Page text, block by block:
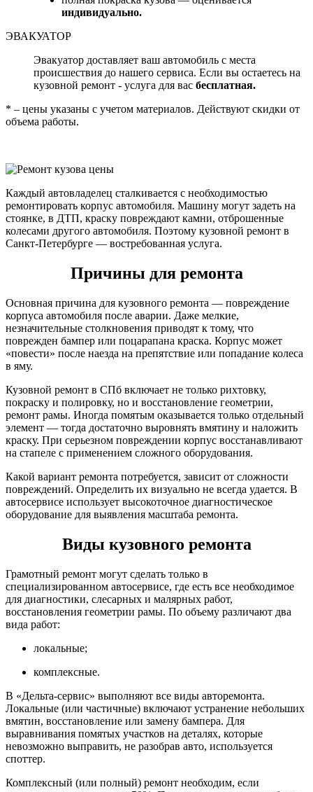
индивидуально.
ЭВАКУАТОР
Эвакуатор доставляет ваш автомобиль с места
происшествия до нашего сервиса. Если вы остаетесь на
кузовной ремонт - услуга для вас бесплатная.
* – цены указаны с учетом материалов. Действуют скидки от
объема работы.
Каждый автовладелец сталкивается с необходимостью
ремонтировать корпус автомобиля. Машину могут задеть на
стоянке, в ДТП, краску повреждают камни, отброшенные
колесами другого автомобиля. Поэтому кузовной ремонт в
Санкт-Петербурге — востребованная услуга.
Причины для ремонта
Основная причина для кузовного ремонта — повреждение
корпуса автомобиля после аварии. Даже мелкие,
незначительные столкновения приводят к тому, что
поврежден бампер или поцарапана краска. Корпус может
«повести» после наезда на препятствие или попадание колеса
в яму.
Кузовной ремонт в СПб включает не только рихтовку,
покраску и полировку, но и восстановление геометрии,
ремонт рамы. Иногда помятым оказывается только отдельный
элемент — тогда достаточно выровнять вмятину и наложить
краску. При серьезном повреждении корпус восстанавливают
на стапеле с применением сложного оборудования.
Какой вариант ремонта потребуется, зависит от сложности
повреждений. Определить их визуально не всегда удается. В
автосервисе использует высокоточное диагностическое
оборудование для выявления масштаба ремонта.
Виды кузовного ремонта
Грамотный ремонт могут сделать только в
специализированном автосервисе, где есть все необходимое
для диагностики, слесарных и малярных работ,
восстановления геометрии рамы. По объему различают два
вида работ:
локальные;
комплексные.
В «Дельта-сервис» выполняют все виды авторемонта.
Локальные (или частичные) включают устранение небольших
вмятин, восстановление или замену бампера. Для
выравнивания помятых участков на деталях, которые
невозможно выправить, не разобрав авто, используется
споттер.
Комплексный (или полный) ремонт необходим, если